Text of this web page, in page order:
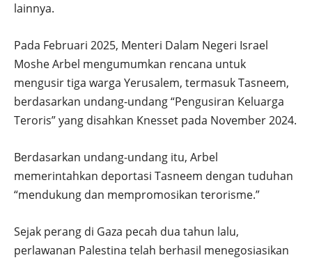
lainnya.
Pada Februari 2025, Menteri Dalam Negeri Israel
Moshe Arbel mengumumkan rencana untuk
mengusir tiga warga Yerusalem, termasuk Tasneem,
berdasarkan undang-undang “Pengusiran Keluarga
Teroris” yang disahkan Knesset pada November 2024.
Berdasarkan undang-undang itu, Arbel
memerintahkan deportasi Tasneem dengan tuduhan
“mendukung dan mempromosikan terorisme.”
Sejak perang di Gaza pecah dua tahun lalu,
perlawanan Palestina telah berhasil menegosiasikan